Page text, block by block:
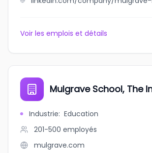
Voir les emplois et détails
Mulgrave School, The
Industrie: Education
201-500 employés
mulgrave.com